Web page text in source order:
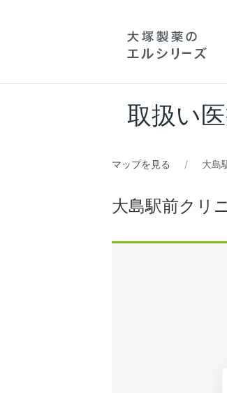
取扱い
マップを見る 大島
大島駅前クリ